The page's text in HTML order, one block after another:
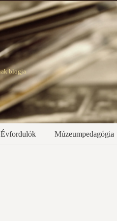
blogja
Évfordulók Múzeumpedagógia